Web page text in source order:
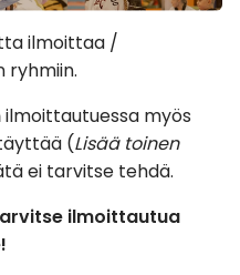
ilmoittaa /
ryhmiin.
ilmoittautuessa myös
(Lisää toinen
ei tarvitse tehdä.
ilmoittautua